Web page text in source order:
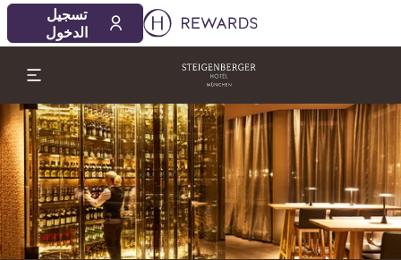
تسجيل
الدخول
الشريحة 1 من 1